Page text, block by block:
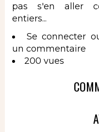
pas s'en aller
entiers...
Se connecter
un commentaire
200 vues